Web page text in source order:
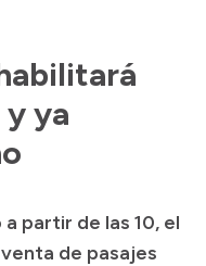
ya
partir de las 10, el
de pasajes